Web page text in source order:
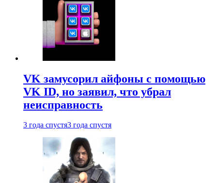
VK замусорил айфоны с помощью
VK ID, но заявил, что убрал
неисправность
3 года спустя3 года спустя